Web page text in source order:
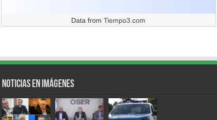
Data fromTiempo3.com
Noticias en Imágenes